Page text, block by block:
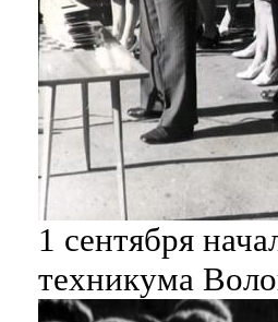
1 сентября
техникума